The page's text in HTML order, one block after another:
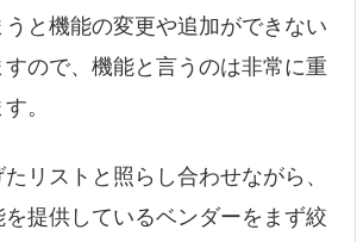
と機能の変更や追加ができない
ので、機能と言うのは非常に重
。
リストと照らし合わせながら、
を提供しているベンダーをまず絞